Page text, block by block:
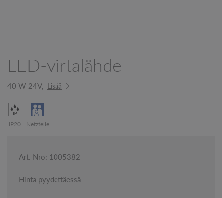
LED-virtalähde
40 W 24V, Lisää
IP20 Netzteile
Art. Nro: 1005382
Hinta pyydettäessä